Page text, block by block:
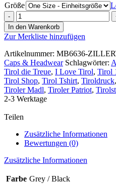
Größe
5
Panel
Pro
Mesh
Schildcap
–
Zillertal
4ever
Menge
In den Warenkorb
Zur Merkliste hinzufügen
Artikelnummer: MB6636-
Caps & Headwear Schlagwörter:
Tirol die Treue, I Love Tirol, Tirol
Tirol Shop, Tirol Tshirt, Tiroldruck,
Tiroler Madl, Tiroler Patriot,
2-3 Werktage
Teilen
Zusätzliche Informationen
Bewertungen (0)
Zusätzliche Informationen
Farbe Grey / Black